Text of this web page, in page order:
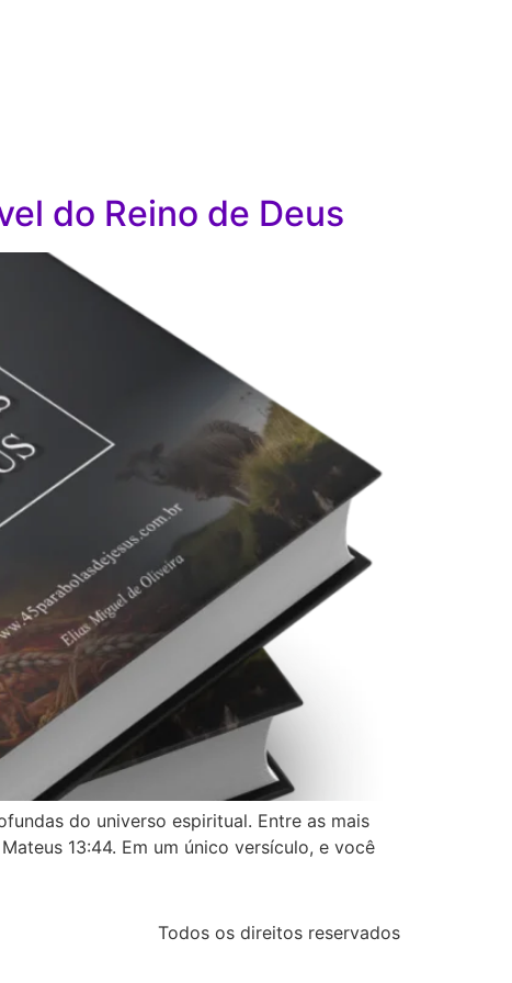
do Reino de Deus
do universo espiritual. Entre as mais
13:44. Em um único versículo, e você
Todos os direitos reservados